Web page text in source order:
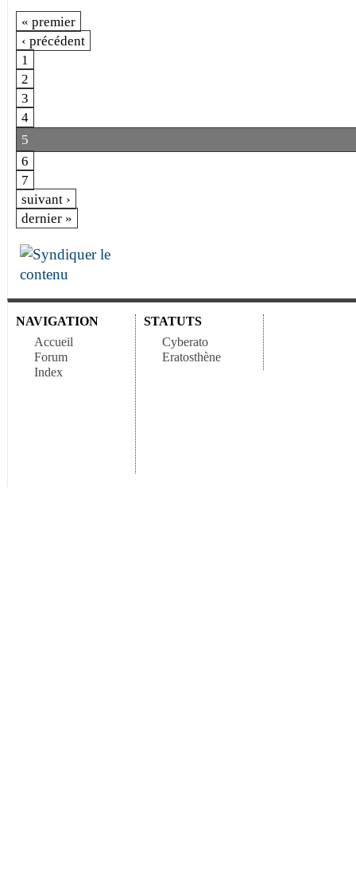
« premier
‹ précédent
1
2
3
4
5
6
7
suivant ›
dernier »
NAVIGATION
Accueil
Forum
Index
STATUTS
Cyberato
Eratosthène